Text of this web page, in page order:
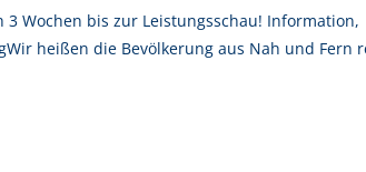
3 Wochen bis zur Leistungsschau! Information,
heißen die Bevölkerung aus Nah und Fern